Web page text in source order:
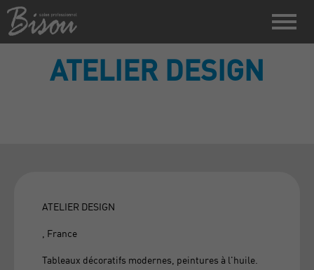
ATELIER DESIGN
ATELIER DESIGN
, France
Tableaux décoratifs modernes, peintures à l'huile.